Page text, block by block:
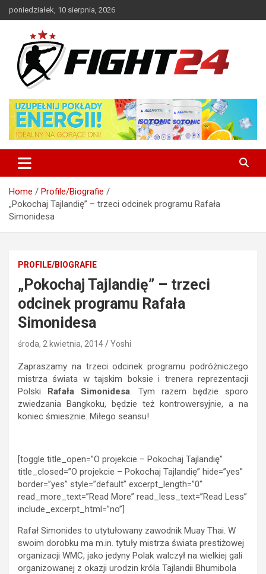
to
poniedziałek, 10 sierpnia, 2026
FIGHT24.PL – MMA i K-1, UFC
Home
Profile/Biografie
„Pokochaj Tajlandię” – trzeci odcinek programu Rafała
Simonidesa
PROFILE/BIOGRAFIE
„Pokochaj Tajlandię” – trzeci
odcinek programu Rafała
Simonidesa
środa, 2 kwietnia, 2014 Yoshi
Zapraszamy na trzeci odcinek programu podróżniczego
mistrza świata w tajskim boksie i trenera reprezentacji
Polski Rafała Simonidesa. Tym razem będzie sporo
zwiedzania Bangkoku, będzie też kontrowersyjnie, a na
koniec śmiesznie. Miłego seansu!
[toggle title_open=”O projekcie – Pokochaj Tajlandię”
title_closed=”O projekcie – Pokochaj Tajlandię” hide=”yes”
border=”yes” style=”default” excerpt_length=”0″
read_more_text=”Read More” read_less_text=”Read Less”
include_excerpt_html=”no”]
Rafał Simonides to utytułowany zawodnik Muay Thai. W
swoim dorobku ma m.in. tytuły mistrza świata prestiżowej
organizacji WMC, jako jedyny Polak walczył na wielkiej gali
organizowanej z okazji urodzin króla Tajlandii Bhumibola